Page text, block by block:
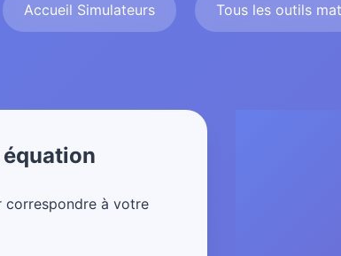
Accueil Simulateurs Tous les outils
correspondre à votre